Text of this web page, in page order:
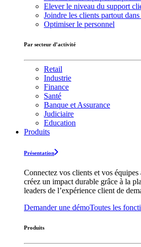
Elever le niveau du support
Joindre les clients partout
Optimiser le personnel
Par secteur d’activité
Retail
Industrie
Finance
Santé
Banque et Assurance
Judiciaire
Education
Produits
Présentation
Connectez vos clients et vos équipes
créez un impact durable grâce à la
leaders de l’expérience client de
Demander une démoToutes les
Produits